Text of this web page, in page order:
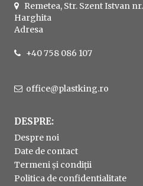
Remetea, Str. Szent Istvan nr.
Harghita
Adresa
+40 758 086 107
office@plastking.ro
DESPRE:
Despre noi
Date de contact
Termeni și condiții
Politica de confidentialitate